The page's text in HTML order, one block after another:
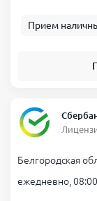
Прием
Белгородская
ежедневно,